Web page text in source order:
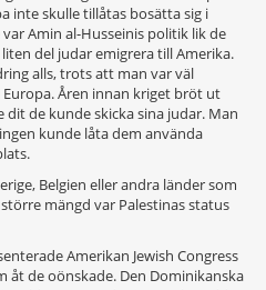
inte skulle tillåtas bosätta sig i
Amin al-Husseinis politik lik de
del judar emigrera till Amerika.
alls, trots att man var väl
Åren innan kriget bröt ut
de kunde skicka sina judar. Man
kunde låta dem använda
Belgien eller andra länder som
mängd var Palestinas status
Amerikan Jewish Congress
åt de oönskade. Den Dominikanska